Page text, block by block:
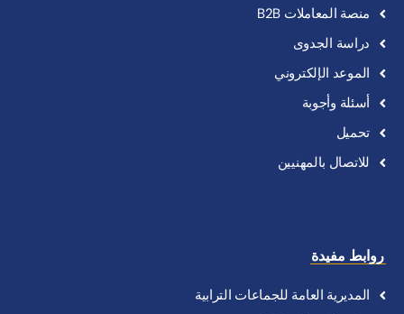
منصة المعاملات B2B
دراسة الجدوى
الموعد الإلكتروني
أسئلة وأجوبة
تحميل
للاتصال بالمهنيين
روابط مفيدة
المديرية العامة للجماعات الترابية